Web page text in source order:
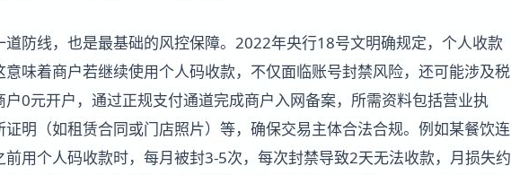
防线，也是最基础的风控保障。2022年央行18号文明确规定，个人收款
味着商户若继续使用个人码收款，不仅面临账号封禁风险，还可能涉及税
0元开户，通过正规支付通道完成商户入网备案，所需资料包括营业执
明（如租赁合同或门店照片）等，确保交易主体合法合规。例如某餐饮连
用个人码收款时，每月被封3-5次，每次封禁导致2天无法收款，月损失约